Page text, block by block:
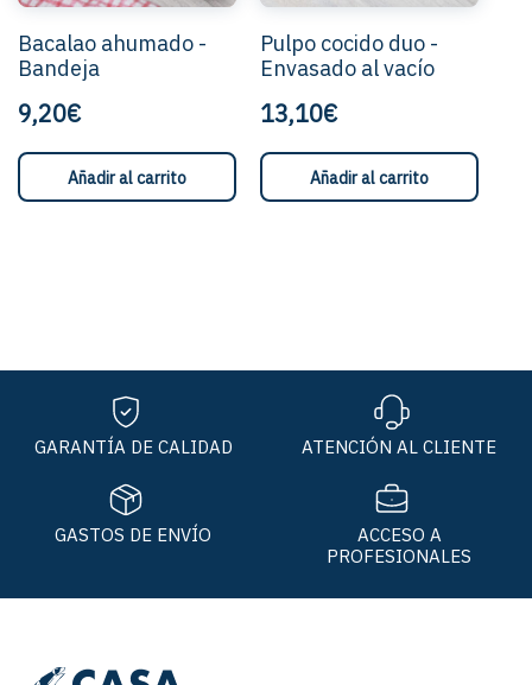
Bacalao ahumado -
Bandeja
9,20€
Añadir al carrito
Pulpo cocido duo -
Envasado al vacío
13,10€
Añadir al carrito
GARANTÍA DE CALIDAD ATENCIÓN AL CLIENTE
GASTOS DE ENVÍO
ACCESO A
PROFESIONALES